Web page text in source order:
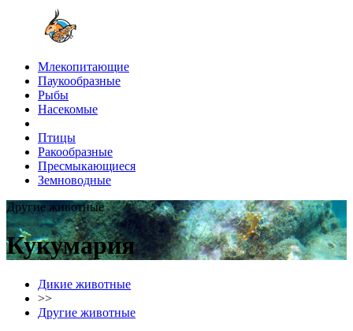
Млекопитающие
Паукообразные
Рыбы
Насекомые
Птицы
Ракообразные
Пресмыкающиеся
Земноводные
Другие животные
Кукумария
Дикие животные
>>
Другие животные